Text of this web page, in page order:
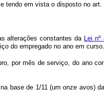
em vista o disposto no art.
alterações constantes da Lei
do empregado no ano em curso.
por mês de serviço, do ano
base de 1/11 (um onze avos)